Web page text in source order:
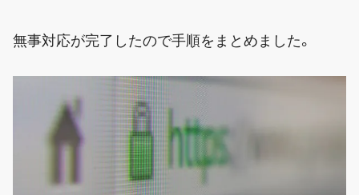
無事対応が完了したので手順をまとめました。